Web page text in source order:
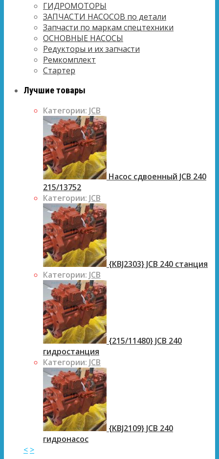
ГИДРОМОТОРЫ
ЗАПЧАСТИ НАСОСОВ по детали
Запчасти по маркам спецтехники
ОСНОВНЫЕ НАСОСЫ
Редукторы и их запчасти
Ремкомплект
Стартер
Лучшие товары
Категории: JCB
Насос сдвоенный JCB 240
215/13752
Категории: JCB
{KBJ2303} JCB 240 станция
Категории: JCB
{215/11480} JCB 240
гидростанция
Категории: JCB
{KBJ2109} JCB 240
гидронасос
< >